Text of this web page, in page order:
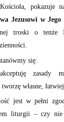
pokazuje
Jezusowi w Jego
troski o tenże
się:
zasady
własne,
jest w pełni
liturgii – czy nie